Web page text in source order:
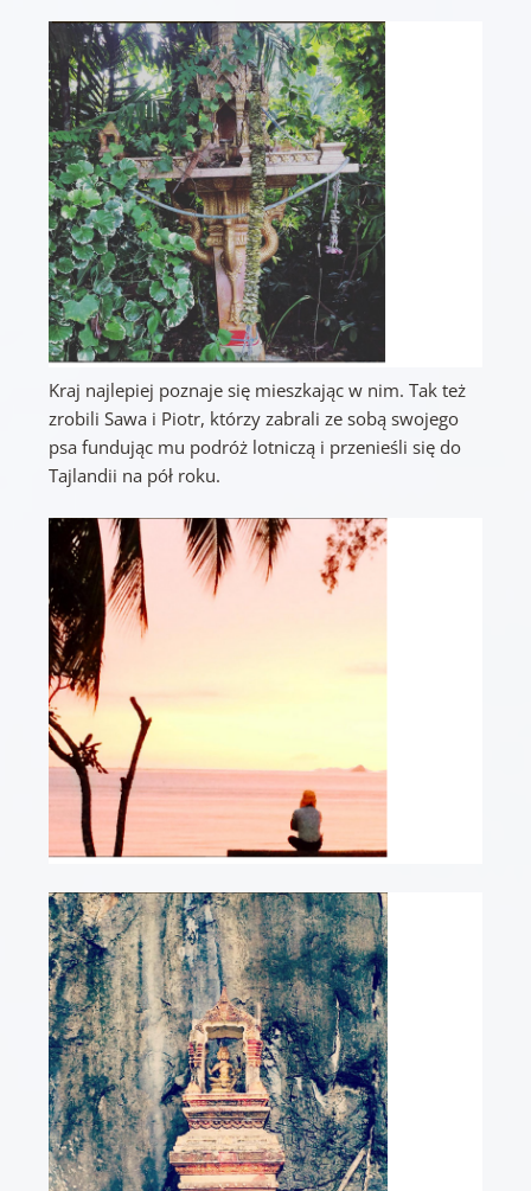
Kraj najlepiej poznaje się mieszkając w nim. Tak też
zrobili Sawa i Piotr, którzy zabrali ze sobą swojego
psa fundując mu podróż lotniczą i przenieśli się do
Tajlandii na pół roku.